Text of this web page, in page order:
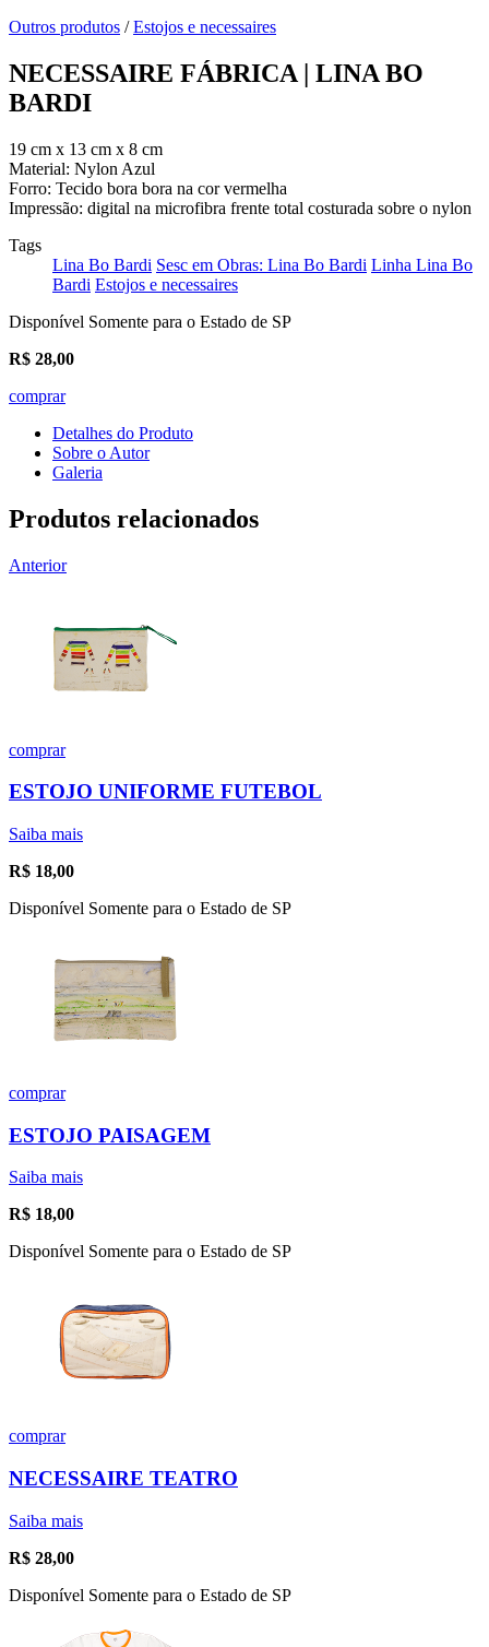
Outros produtos /Estojos e necessaires
NECESSAIRE FÁBRICA | LINA BO
BARDI
19 cm x 13 cm x 8 cm
Material: Nylon Azul
Forro: Tecido bora bora na cor vermelha
Impressão: digital na microfibra frente total costurada sobre o nylon
Tags
Lina Bo Bardi Sesc em Obras: Lina Bo Bardi Linha Lina Bo
Bardi Estojos e necessaires
Disponível Somente para o Estado de SP
R$ 28,00
comprar
Detalhes do Produto
Sobre o Autor
Galeria
Produtos relacionados
Anterior
comprar
ESTOJO UNIFORME FUTEBOL
Saiba mais
R$ 18,00
Disponível Somente para o Estado de SP
comprar
ESTOJO PAISAGEM
Saiba mais
R$ 18,00
Disponível Somente para o Estado de SP
comprar
NECESSAIRE TEATRO
Saiba mais
R$ 28,00
Disponível Somente para o Estado de SP